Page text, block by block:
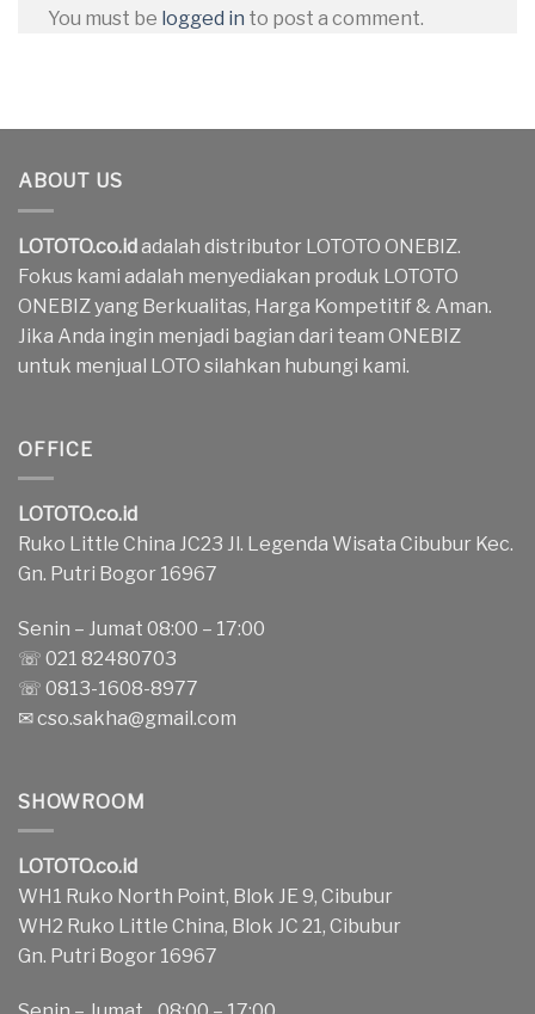
You must be logged in to post a comment.
ABOUT US
LOTOTO.co.idadalah distributor LOTOTO ONEBIZ.
Fokus kami adalah menyediakan produk LOTOTO
ONEBIZ yang Berkualitas, Harga Kompetitif & Aman.
Jika Anda ingin menjadi bagian dari team ONEBIZ
untuk menjual LOTO silahkan hubungi kami.
OFFICE
LOTOTO.co.id
Ruko Little China JC23 Jl. Legenda Wisata Cibubur Kec.
Gn. Putri Bogor 16967
Senin – Jumat 08:00 – 17:00
☏ 021 82480703
☏ 0813-1608-8977
✉cso.sakha@gmail.com
SHOWROOM
LOTOTO.co.id
WH1 Ruko North Point, Blok JE 9, Cibubur
WH2 Ruko Little China, Blok JC 21, Cibubur
Gn. Putri Bogor 16967